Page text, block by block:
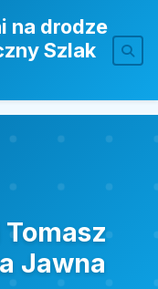
na drodze
Szlak
Jawna